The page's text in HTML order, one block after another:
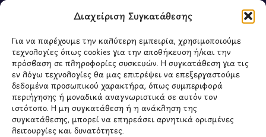
Διαχείριση Συγκατάθεσης
Για να παρέχουμε την καλύτερη εμπειρία, χρησιμοποιούμε
τεχνολογίες όπως cookies για την αποθήκευση ή/και την
πρόσβαση σε πληροφορίες συσκευών. Η συγκατάθεση για τις
εν λόγω τεχνολογίες θα μας επιτρέψει να επεξεργαστούμε
δεδομένα προσωπικού χαρακτήρα, όπως συμπεριφορά
περιήγησης ή μοναδικά αναγνωριστικά σε αυτόν τον
ιστότοπο. Η μη συγκατάθεση ή η ανάκληση της
συγκατάθεσης, μπορεί να επηρεάσει αρνητικά ορισμένες
λειτουργίες και δυνατότητες.
ΜΕΝΟΥ
Ο Λογαριασμός μου
Σύγκριση Προϊόντων
Wishlist
Καλάθι